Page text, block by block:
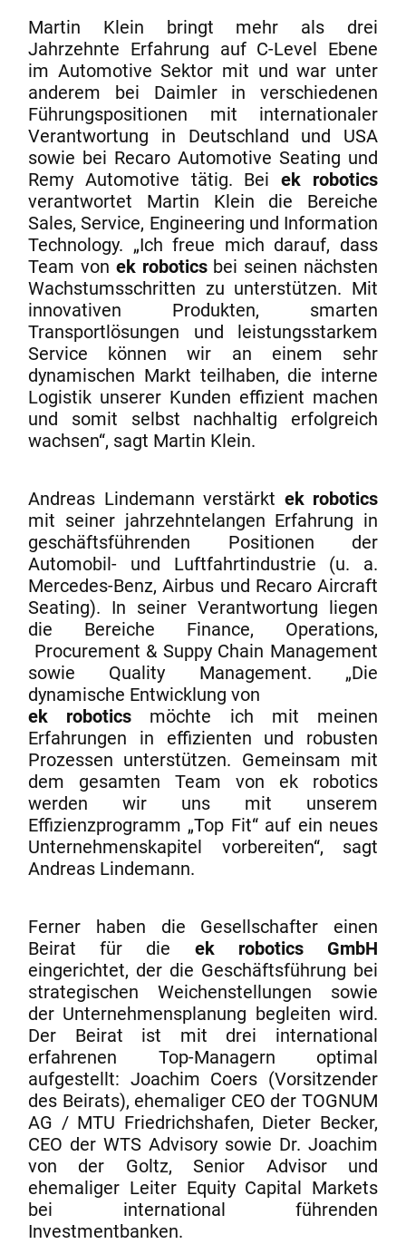
Martin Klein bringt mehr als drei
Jahrzehnte Erfahrung auf C-Level Ebene
im Automotive Sektor mit und war unter
anderem bei Daimler in verschiedenen
Führungspositionen mit internationaler
Verantwortung in Deutschland und USA
sowie bei Recaro Automotive Seating und
Remy Automotive tätig. Beiek robotics
verantwortet Martin Klein die Bereiche
Sales, Service, Engineering und Information
Technology. „Ich freue mich darauf, dass
Team von ek robotics bei seinen nächsten
Wachstumsschritten zu unterstützen. Mit
innovativen Produkten, smarten
Transportlösungen und leistungsstarkem
Service können wir an einem sehr
dynamischen Markt teilhaben, die interne
Logistik unserer Kunden effizient machen
und somit selbst nachhaltig erfolgreich
wachsen“, sagt Martin Klein.
Andreas Lindemann verstärkt ek robotics
mit seiner jahrzehntelangen Erfahrung in
geschäftsführenden Positionen der
Automobil- und Luftfahrtindustrie (u. a.
Mercedes-Benz, Airbus und Recaro Aircraft
Seating). In seiner Verantwortung liegen
die Bereiche Finance, Operations,
Procurement & Suppy Chain Management
sowie Quality Management. „Die
dynamische Entwicklung von
ek robotics möchte ich mit meinen
Erfahrungen in effizienten und robusten
Prozessen unterstützen. Gemeinsam mit
dem gesamten Team von ek robotics
werden wir uns mit unserem
Effizienzprogramm „Top Fit“ auf ein neues
Unternehmenskapitel vorbereiten“, sagt
Andreas Lindemann.
Ferner haben die Gesellschafter einen
Beirat für die ek robotics GmbH
eingerichtet, der die Geschäftsführung bei
strategischen Weichenstellungen sowie
der Unternehmensplanung begleiten wird.
Der Beirat ist mit drei international
erfahrenen Top-Managern optimal
aufgestellt: Joachim Coers (Vorsitzender
des Beirats), ehemaliger CEO der TOGNUM
AG / MTU Friedrichshafen, Dieter Becker,
CEO der WTS Advisory sowie Dr. Joachim
von der Goltz, Senior Advisor und
ehemaliger Leiter Equity Capital Markets
bei international führenden
Investmentbanken.